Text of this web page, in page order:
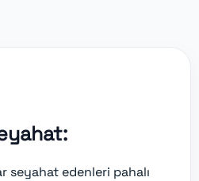
seyahat edenleri pahalı